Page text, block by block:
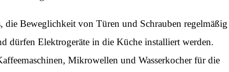
die Beweglichkeit von Türen und Schrauben regelmäßig
dürfen Elektrogeräte in die Küche installiert werden.
Mikrowellen und Wasserkocher für die